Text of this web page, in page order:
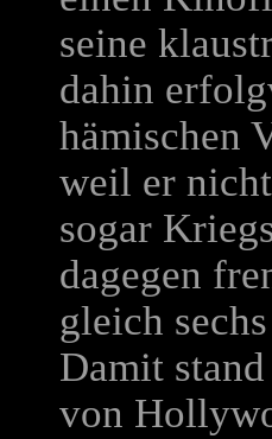
seine
dahin
hämischen
weil er
sogar
dagegen
gleich
Damit
von